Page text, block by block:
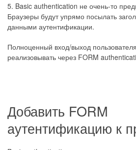
5. Basic authentication не очень-то
Браузеры будут упрямо посылать
данными аутентификации.
Полноценный вход/выход
реализовывать через FORM
Добавить FORM
аутентификацию к